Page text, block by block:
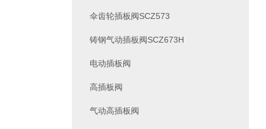
伞齿轮插板阀SCZ573
铸钢气动插板阀SCZ673H
电动插板阀
高插板阀
气动高插板阀